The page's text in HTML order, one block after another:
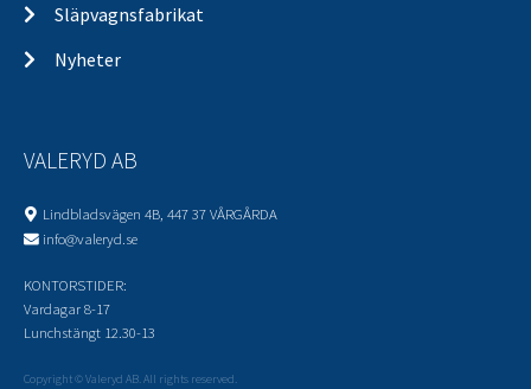
Släpvagnsfabrikat
Nyheter
VALERYD AB
Lindbladsvägen 4B, 447 37 VÅRGÅRDA
info@valeryd.se
KONTORSTIDER:
Vardagar 8-17
Lunchstängt 12.30-13
Copyright © Valeryd AB. All rights reserved.